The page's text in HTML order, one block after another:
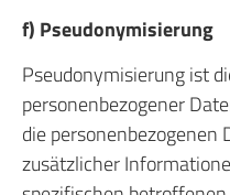
f) Pseudonymisierung
Pseudonymisierung ist
personenbezogener
die personenbezogenen
zusätzlicher